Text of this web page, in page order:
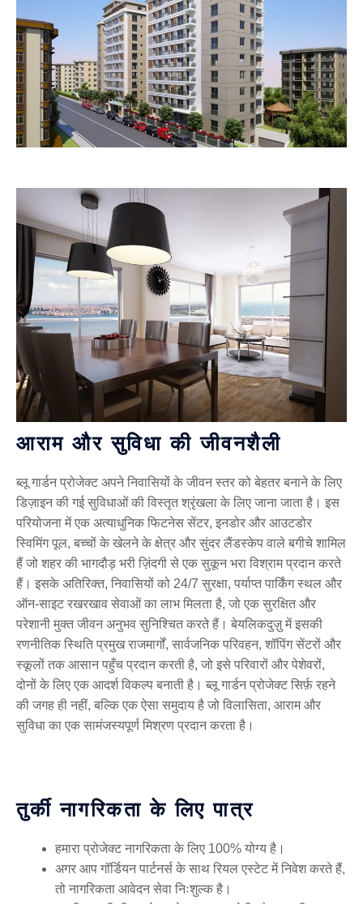
आराम और सुविधा की जीवनशैली
ब्लू गार्डन प्रोजेक्ट अपने निवासियों के जीवन स्तर को बेहतर बनाने के लिए
डिज़ाइन की गई सुविधाओं की विस्तृत श्रृंखला के लिए जाना जाता है। इस
परियोजना में एक अत्याधुनिक फिटनेस सेंटर, इनडोर और आउटडोर
स्विमिंग पूल, बच्चों के खेलने के क्षेत्र और सुंदर लैंडस्केप वाले बगीचे शामिल
हैं जो शहर की भागदौड़ भरी ज़िंदगी से एक सुकून भरा विश्राम प्रदान करते
हैं। इसके अतिरिक्त, निवासियों को 24/7 सुरक्षा, पर्याप्त पार्किंग स्थल और
ऑन-साइट रखरखाव सेवाओं का लाभ मिलता है, जो एक सुरक्षित और
परेशानी मुक्त जीवन अनुभव सुनिश्चित करते हैं। बेयलिकदुज़ु में इसकी
रणनीतिक स्थिति प्रमुख राजमार्गों, सार्वजनिक परिवहन, शॉपिंग सेंटरों और
स्कूलों तक आसान पहुँच प्रदान करती है, जो इसे परिवारों और पेशेवरों,
दोनों के लिए एक आदर्श विकल्प बनाती है। ब्लू गार्डन प्रोजेक्ट सिर्फ़ रहने
की जगह ही नहीं, बल्कि एक ऐसा समुदाय है जो विलासिता, आराम और
सुविधा का एक सामंजस्यपूर्ण मिश्रण प्रदान करता है।
तुर्की नागरिकता के लिए पात्र
हमारा प्रोजेक्ट नागरिकता के लिए 100% योग्य है।
अगर आप गॉर्डियन पार्टनर्स के साथ रियल एस्टेट में निवेश करते हैं,
तो नागरिकता आवेदन सेवा निःशुल्क है।